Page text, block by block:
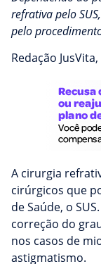
refrativa pelo
pelo
Redação JusVita,
A cirurgia
cirúrgicos que
de Saúde, o
correção do
nos casos de
astigmatismo.